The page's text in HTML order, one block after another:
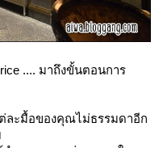
.... มาถึงขั้นตอนการ
ละมื้อของคุณไม่ธรรมดาอีก